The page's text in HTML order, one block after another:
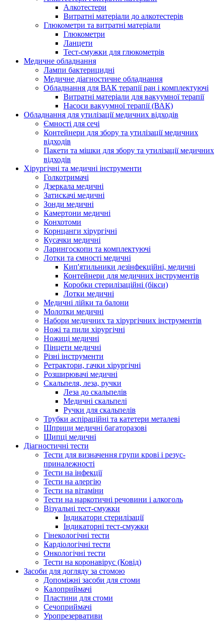
Алкотестери
Витратні матеріали до алкотестерів
Глюкометри та витратні матеріали
Глюкометри
Ланцети
Тест-смужки для глюкометрів
Медичне обладнання
Лампи бактерицидні
Медичне діагностичне обладнання
Обладнання для ВАК терапії ран і комплектуючі
Витратні матеріали для вакуумної терапії
Насоси вакуумної терапії (ВАК)
Обладнання для утилізації медичних відходів
Ємності для сечі
Контейнери для збору та утилізації медичних
відходів
Пакети та мішки для збору та утилізації медичних
відходів
Хірургічні та медичні інструменти
Голкотримачі
Дзеркала медичні
Затискачі медичні
Зонди медичні
Камертони медичні
Конхотоми
Корнцанги хірургічні
Кусачки медичні
Ларингоскопи та комплектуючі
Лотки та ємності медичні
Кип'ятильники дезінфекційні, медичні
Контейнери для медичних інструментів
Коробки стерилізаційні (бікси)
Лотки медичні
Медичні лійки та балони
Молотки медичні
Набори медичних та хірургічних інструментів
Ножі та пили хірургічні
Ножиці медичні
Пінцети медичні
Різні інструменти
Ретрактори, гачки хірургічні
Розширювачі медичні
Скальпеля, леза, ручки
Леза до скальпелів
Медичні скальпелі
Ручки для скальпелів
Трубки аспіраційні та катетери металеві
Шприци медичні багаторазові
Щипці медичні
Діагностичні тести
Тести для визначення групи крові і резус-
приналежності
Тести на інфекції
Тести на алергію
Тести на вітаміни
Тести на наркотичні речовини і алкоголь
Візуальні тест-смужки
Індикатори стерилізації
Індикаторні тест-смужки
Гінекологічні тести
Кардіологічні тести
Онкологічні тести
Тести на коронавірус (Ковід)
Засоби для догляду за стомою
Допоміжні засоби для стоми
Калоприймачі
Пластини для стоми
Сечоприймачі
Уропрезервативи